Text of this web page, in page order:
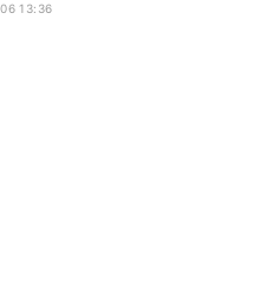
13:36